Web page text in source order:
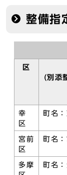
整備指
区
(別添
幸
区
町名
宮前
区
町名
多摩
町名